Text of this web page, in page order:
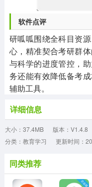
软件点评
研呱呱围绕全科目资
心，精准契合考研群
与科学的进度管控，
务还能有效降低备考
辅助工具。
详细信息
大小：37.4MB
版本：V1.4.8
分类：教育学习
更新时间：
同类推荐